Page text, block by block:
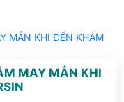
MAY MẮN KHI